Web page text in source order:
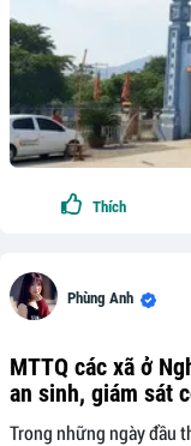
Thích
Phùng Anh
MTTQ các xã ở
an sinh, giám sát
Trong những ngày đầu